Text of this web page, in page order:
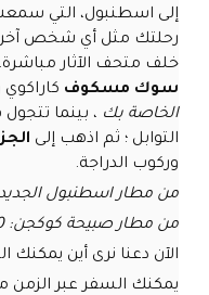
إلى اسطنبول، التي
رحلتك مثل أي شخص
خلف متحف الآثار
سوك مسكوف
الخاصة بك ، بينما
التوابل ؛ ثم اذهب إلى
وركوب الدراجة.
من مطار اسطنبول الجديد: 46
من مطار صبيحة كوكجن: 50 كم
الآن دعنا نرى أين
يمكنك السفر عبر الزمن